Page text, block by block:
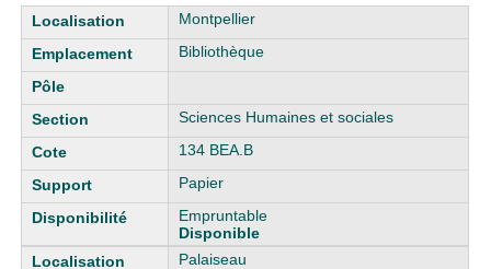
Liste des exemplaires
Montpellier
Bibliothèque
Sciences Humaines et sociales
134 BEA.B
Papier
Empruntable
Disponible
Palaiseau